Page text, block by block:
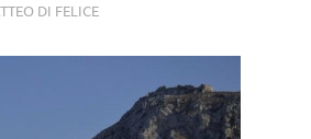
DI FELICE